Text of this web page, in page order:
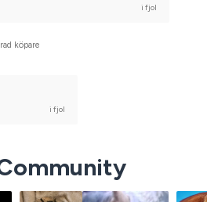
i fjol
köpare
i fjol